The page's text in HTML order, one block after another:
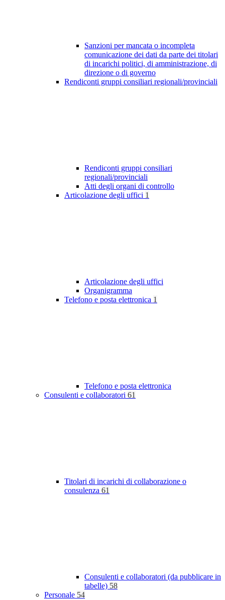
Sanzioni per mancata o incompleta
comunicazione dei dati da parte dei titolari
di incarichi politici, di amministrazione, di
direzione o di governo
Rendiconti gruppi consiliari regionali/provinciali
Rendiconti gruppi consiliari
regionali/provinciali
Atti degli organi di controllo
Articolazione degli uffici 1
Articolazione degli uffici
Organigramma
Telefono e posta elettronica 1
Telefono e posta elettronica
Consulenti e collaboratori 61
Titolari di incarichi di collaborazione o
consulenza 61
Consulenti e collaboratori (da pubblicare in
tabelle) 58
Personale 54